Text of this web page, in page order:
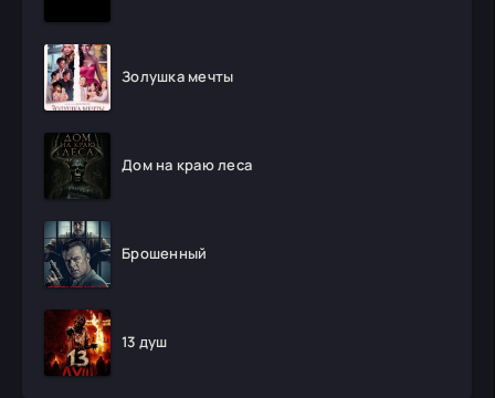
Золушка мечты
Дом на краю леса
Брошенный
13 душ